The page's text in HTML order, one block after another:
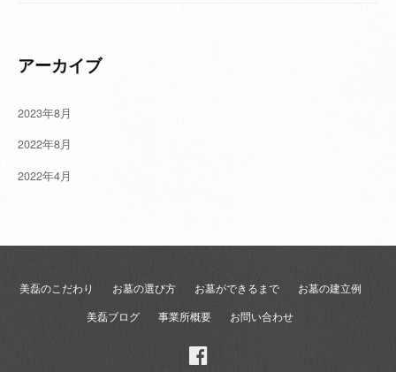
アーカイブ
2023年8月
2022年8月
2022年4月
美磊のこだわり お墓の選び方 お墓ができるまで
お墓の建立例
美磊ブログ
事業所概要 お問い合わせ
Facebook